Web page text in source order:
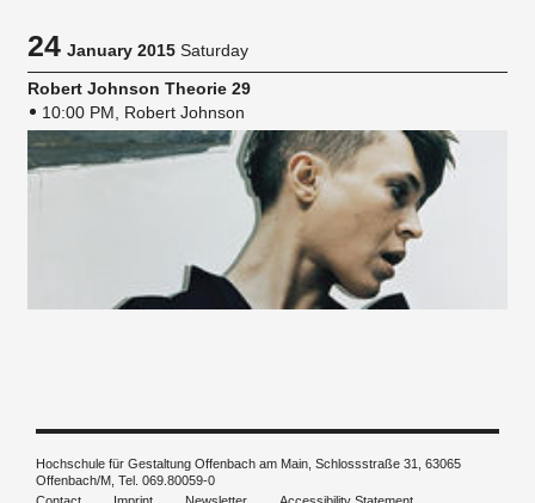
24January 2015 Saturday
Robert Johnson Theorie 29
10:00 PM, Robert Johnson
Hochschule für Gestaltung Offenbach am Main, Schlossstraße 31, 63065
Offenbach/M, Tel. 069.80059-0